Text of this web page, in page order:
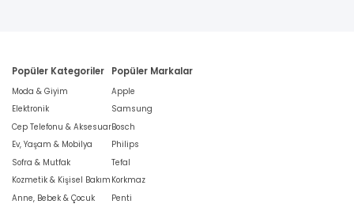
Popüler Kategoriler
Moda & Giyim
Elektronik
Cep Telefonu & Aksesuar
Ev, Yaşam & Mobilya
Sofra & Mutfak
Kozmetik & Kişisel Bakım
Anne, Bebek & Çocuk
Popüler Markalar
Apple
Samsung
Bosch
Philips
Tefal
Korkmaz
Penti